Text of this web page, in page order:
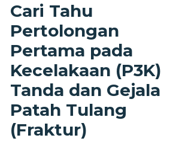
Cari Tahu
Pertolongan
Pertama pada
Kecelakaan (P3K)
Tanda dan Gejala
Patah Tulang
(Fraktur)